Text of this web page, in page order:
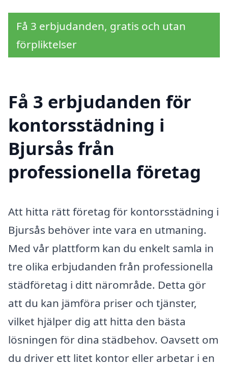
Få 3 erbjudanden, gratis och utan
förpliktelser
Få 3 erbjudanden för
kontorsstädning i
Bjursås från
professionella företag
Att hitta rätt företag för kontorsstädning i
Bjursås behöver inte vara en utmaning.
Med vår plattform kan du enkelt samla in
tre olika erbjudanden från professionella
städföretag i ditt närområde. Detta gör
att du kan jämföra priser och tjänster,
vilket hjälper dig att hitta den bästa
lösningen för dina städbehov. Oavsett om
du driver ett litet kontor eller arbetar i en